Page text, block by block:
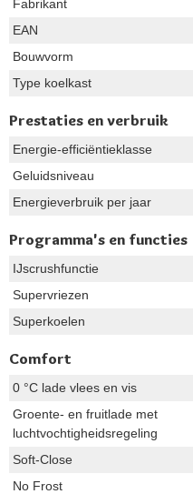
Fabrikant
EAN
Bouwvorm
Type koelkast
Prestaties en verbruik
Energie-efficiëntieklasse
Geluidsniveau
Energieverbruik per jaar
Programma's en functies
IJscrushfunctie
Supervriezen
Superkoelen
Comfort
0 °C lade vlees en vis
Groente- en fruitlade met
luchtvochtigheidsregeling
Soft-Close
No Frost